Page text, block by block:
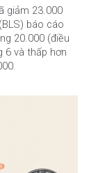
giảm 23.000
báo cáo
20.000 (điều
6 và thấp hơn